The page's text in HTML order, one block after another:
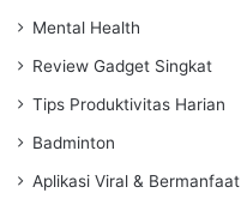
Mental Health
Review Gadget Singkat
Tips Produktivitas Harian
Badminton
Aplikasi Viral & Bermanfaat